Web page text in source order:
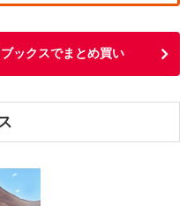
ックスでまとめ買い